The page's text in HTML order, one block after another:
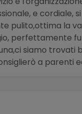
e cordiale,
pulito,ottima la
perfettamente
siamo trovati
a parenti